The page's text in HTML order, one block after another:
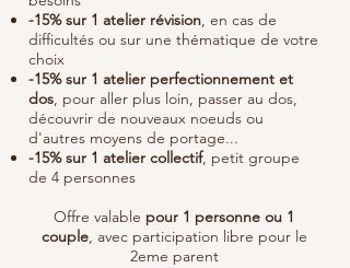
-15% sur 1 atelier révision, en cas de
difficultés ou sur une thématique de votre
choix
-15% sur 1 atelier perfectionnement et
dos, pour aller plus loin, passer au dos,
découvrir de nouveaux noeuds ou
d'autres moyens de portage...
-15% sur 1 atelier collectif, petit groupe
de 4 personnes
Offre valable pour 1 personne ou 1
couple, avec participation libre pour le
2eme parent